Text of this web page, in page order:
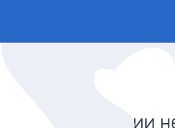
Экскурсии